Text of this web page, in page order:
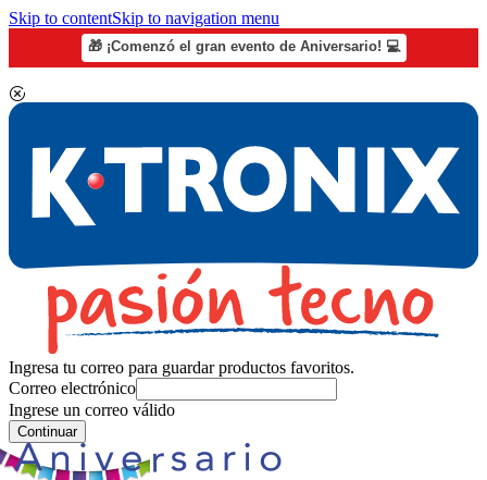
Skip to contentSkip to navigation menu
🎁 ¡Comenzó el gran evento de Aniversario! 💻
Ingresa tu correo para guardar productos favoritos.
Correo electrónico
Ingrese un correo válido
Continuar